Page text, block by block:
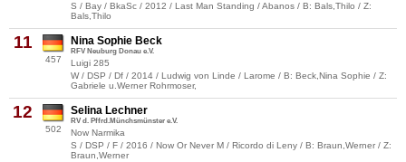
S / Bay / BkaSc / 2012 / Last Man Standing / Abanos / B: Bals,Thilo / Z:
Bals,Thilo
11
457
Nina Sophie Beck
RFV Neuburg Donau e.V.
Luigi 285
W / DSP / Df / 2014 / Ludwig von Linde / Larome / B: Beck,Nina Sophie / Z:
Gabriele u.Werner Rohrmoser,
12
502
Selina Lechner
RV d. Pffrd.Münchsmünster e.V.
Now Narmika
S / DSP / F / 2016 / Now Or Never M / Ricordo di Leny / B: Braun,Werner / Z:
Braun,Werner